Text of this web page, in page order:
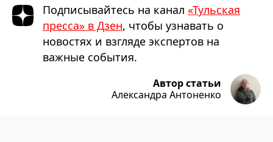
Подписывайтесь на канал «Тульская
пресса» в Дзен, чтобы узнавать о
новостях и взгляде экспертов на
важные события.
Автор статьи
Александра Антоненко